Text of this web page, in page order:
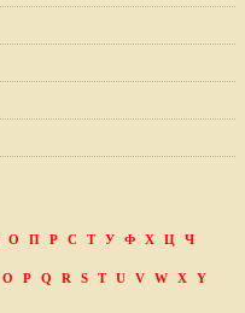
О П Р С Т У Ф Х Ц
Ч
O P Q R S T U V W X
Y